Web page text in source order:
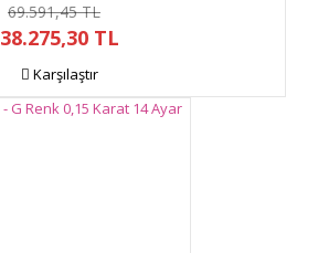
69.591,45 TL
38.275,30 TL
Karşılaştır